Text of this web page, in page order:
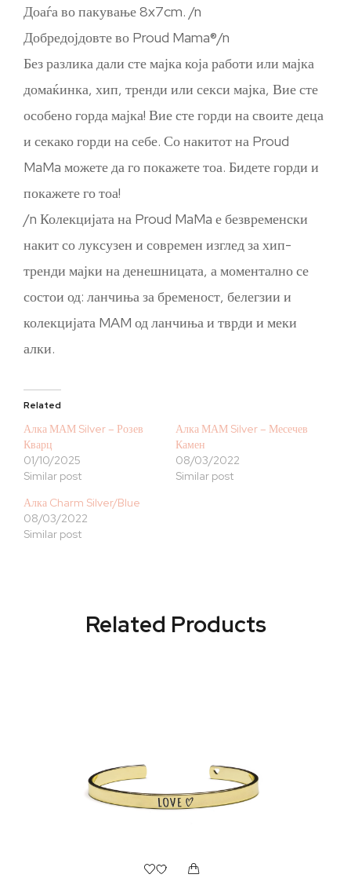
Доаѓа во пакување 8x7cm. /n
Добредојдовте во Proud Mama®/n
Без разлика дали сте мајка која работи или мајка
домаќинка, хип, тренди или секси мајка, Вие сте
особено горда мајка! Вие сте горди на своите деца
и секако горди на себе. Со накитот на Proud
MaMa можете да го покажете тоа. Бидете горди и
покажете го тоа!
/n Колекцијата на Proud MaMa е безвременски
накит со луксузен и современ изглед за хип-
тренди мајки на денешницата, а моментално се
состои од: ланчиња за бременост, белегзии и
колекцијата MAM од ланчиња и тврди и меки
алки.
Related
Алка МАМ Silver – Розев
Кварц
01/10/2025
Similar post
Алка МАМ Silver – Месечев
Камен
08/03/2022
Similar post
Алка Charm Silver/Blue
08/03/2022
Similar post
Related Products